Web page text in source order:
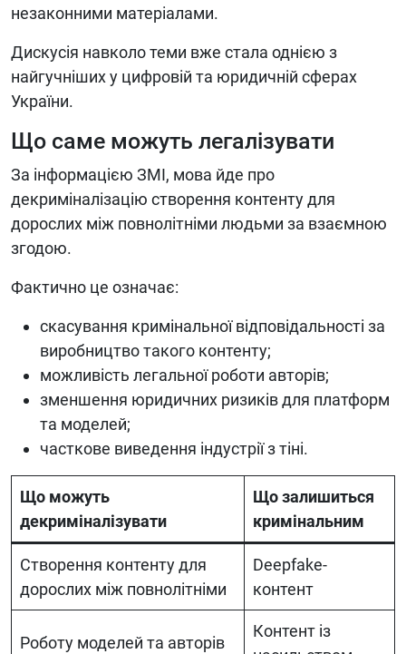
незаконними матеріалами.
Дискусія навколо теми вже стала однією з
найгучніших у цифровій та юридичній сферах
України.
Що саме можуть легалізувати
За інформацією ЗМІ, мова йде про
декриміналізацію створення контенту для
дорослих між повнолітніми людьми за взаємною
згодою.
Фактично це означає:
скасування кримінальної відповідальності за
виробництво такого контенту;
можливість легальної роботи авторів;
зменшення юридичних ризиків для платформ
та моделей;
часткове виведення індустрії з тіні.
Що можуть
декриміналізувати
Що залишиться
кримінальним
Створення контенту для
дорослих між повнолітніми
Deepfake-
контент
Роботу моделей та авторів
Контент із